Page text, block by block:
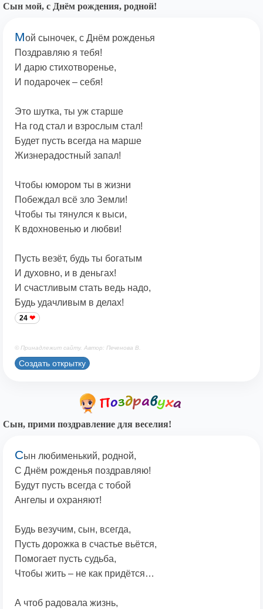
Сын мой, с Днём рождения, родной!
Мой сыночек, с Днём рожденья
Поздравляю я тебя!
И дарю стихотворенье,
И подарочек – себя!
Это шутка, ты уж старше
На год стал и взрослым стал!
Будет пусть всегда на марше
Жизнерадостный запал!
Чтобы юмором ты в жизни
Побеждал всё зло Земли!
Чтобы ты тянулся к выси,
К вдохновенью и любви!
Пусть везёт, будь ты богатым
И духовно, и в деньгах!
И счастливым стать ведь надо,
Будь удачливым в делах!
24
© Принадлежит сайту. Автор: Печенова В.
Создать открытку
Сын, прими поздравление для веселия!
Сын любименький, родной,
С Днём рожденья поздравляю!
Будут пусть всегда с тобой
Ангелы и охраняют!
Будь везучим, сын, всегда,
Пусть дорожка в счастье вьётся,
Помогает пусть судьба,
Чтобы жить – не как придётся…
А чтоб радовала жизнь,